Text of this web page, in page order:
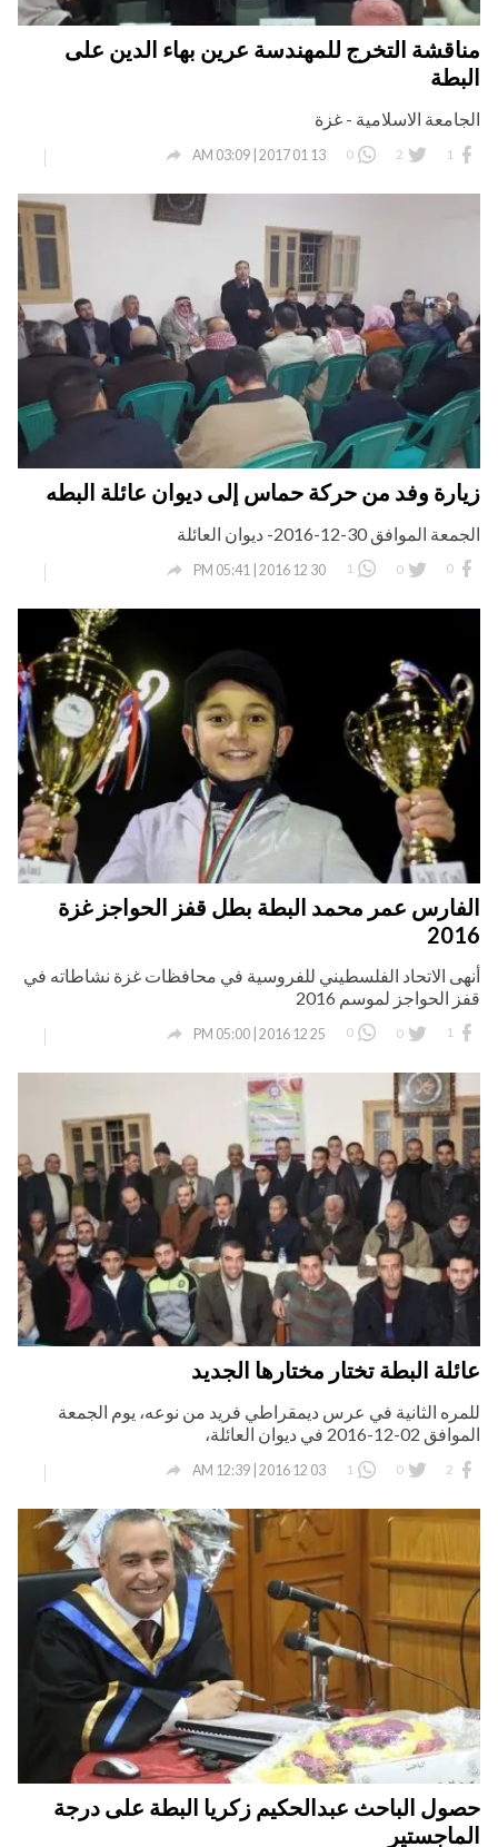
مناقشة التخرج للمهندسة عرين بهاء الدين على
البطة
الجامعة الاسلامية - غزة
1
2
0
13 01 2017 | 03:09 AM

زيارة وفد من حركة حماس إلى ديوان عائلة البطه
الجمعة الموافق 30-12-2016- ديوان العائلة
0
0
1
30 12 2016 | 05:41 PM

الفارس عمر محمد البطة بطل قفز الحواجز غزة
2016
أنهى الاتحاد الفلسطيني للفروسية في محافظات غزة نشاطاته في
قفز الحواجز لموسم 2016
1
0
0
25 12 2016 | 05:00 PM

عائلة البطة تختار مختارها الجديد
للمره الثانية في عرس ديمقراطي فريد من نوعه، يوم الجمعة
الموافق 02-12-2016 في ديوان العائلة،
2
0
1
03 12 2016 | 12:39 AM

حصول الباحث عبدالحكيم زكريا البطة على درجة
الماجستير